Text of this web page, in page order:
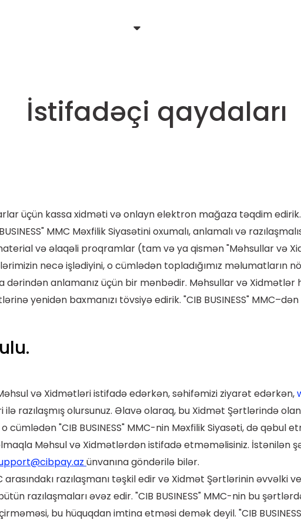
İstifadəçi qaydaları
üçün kassa xidməti və onlayn elektron mağaza təqdim
MMC Məxfilik Siyasətini oxumalı, anlamalı və
və əlaqəli proqramlar (tam və ya qismən "Məhsullar və
necə işlədiyini, o cümlədən topladığımız məlumatların
dərindən anlamanız üçün bir mənbədir. Məhsullar və Xidmətlər
yenidən baxmanızı tövsiyə edirik. "CIB BUSINESS"
və Xidmətləri istifadə edərkən, səhifəmizi ziyarət edərkən,
razılaşmış olursunuz. Əlavə olaraq, bu Xidmət Şərtlərində
"CIB BUSINESS" MMC-nin Məxfilik Siyasəti, də qəbul
Məhsul və Xidmətlərdən istifadə etməməlisiniz. İstənilən
ünvanına göndərilə bilər.
arasındakı razılaşmanı təşkil edir və Xidmət Şərtlərinin əvvəlki
razılaşmaları əvəz edir. "CIB BUSINESS" MMC-nin bu
bu hüquqdan imtina etməsi demək deyil. "CIB